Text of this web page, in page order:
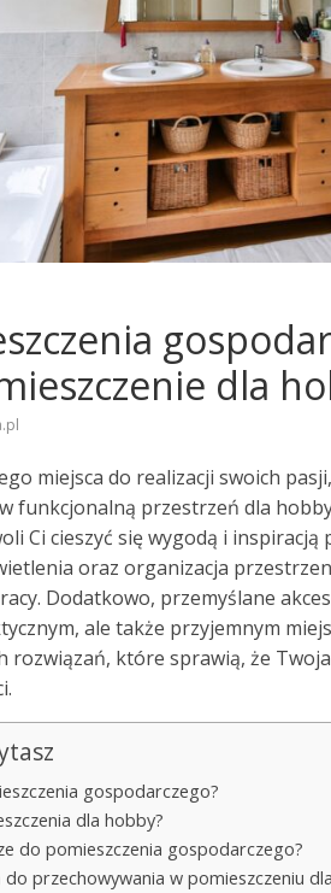
dla
miejsca do realizacji swoich
funkcjonalną przestrzeń dla
Ci cieszyć się wygodą i inspiracją
oraz organizacja
Dodatkowo, przemyślane
ale także przyjemnym
rozwiązań, które sprawią, że
gospodarczego?
dla hobby?
do pomieszczenia gospodarczego?
przechowywania w pomieszczeniu